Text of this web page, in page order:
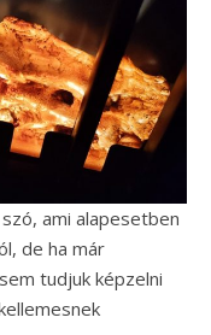
ami alapesetben
de ha már
tudjuk képzelni